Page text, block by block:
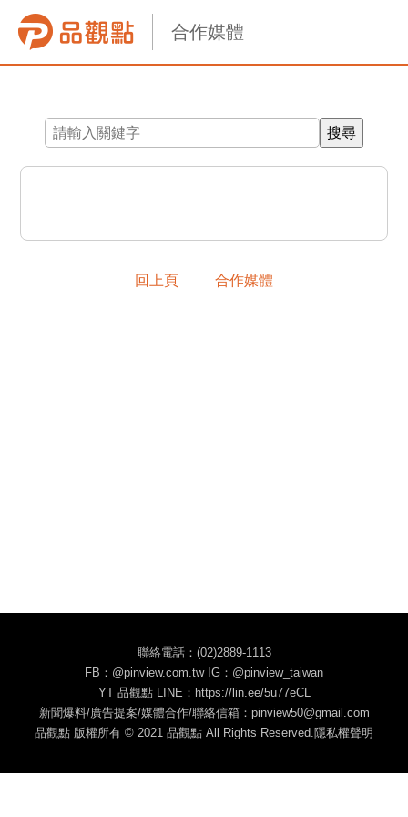
合作媒體
回上頁 合作媒體
聯絡電話：(02)2889-1113
FB：@pinview.com.tw IG：@pinview_taiwan
YT 品觀點 LINE：https://lin.ee/5u77eCL
新聞爆料/廣告提案/媒體合作/聯絡信箱：pinview50@gmail.com
品觀點 版權所有 © 2021 品觀點 All Rights Reserved.隱私權聲明